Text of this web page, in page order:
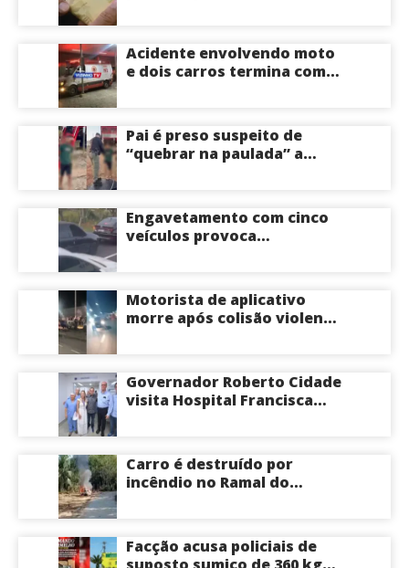
Acidente envolvendo moto
e dois carros termina com
Pai é preso suspeito de
“quebrar na paulada” a
Itacoatiara: “batia para
corrigir e educar”; veja
vídeo
Engavetamento com cinco
veículos provoca
Manaus
Motorista de aplicativo
morre após colisão violenta
Governador Roberto Cidade
visita Hospital Francisca
cirurgias cardíacas
pediátricas
Carro é destruído por
incêndio no Ramal do
Facção acusa policiais de